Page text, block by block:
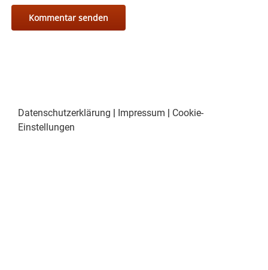
Datenschutzerklärung | Impressum | Cookie-
Einstellungen